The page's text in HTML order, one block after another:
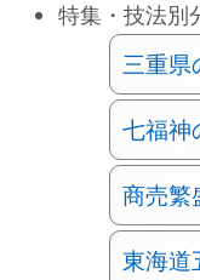
特集・技法別
三重県
七福神
商売繁
東海道